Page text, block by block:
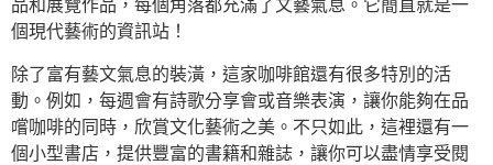
品和展覽作品，每個角落都充滿了文藝氣息。它簡直就是一
個現代藝術的資訊站！
除了富有藝文氣息的裝潢，這家咖啡館還有很多特別的活
動。例如，每週會有詩歌分享會或音樂表演，讓你能夠在品
嚐咖啡的同時，欣賞文化藝術之美。不只如此，這裡還有一
個小型書店，提供豐富的書籍和雜誌，讓你可以盡情享受閱